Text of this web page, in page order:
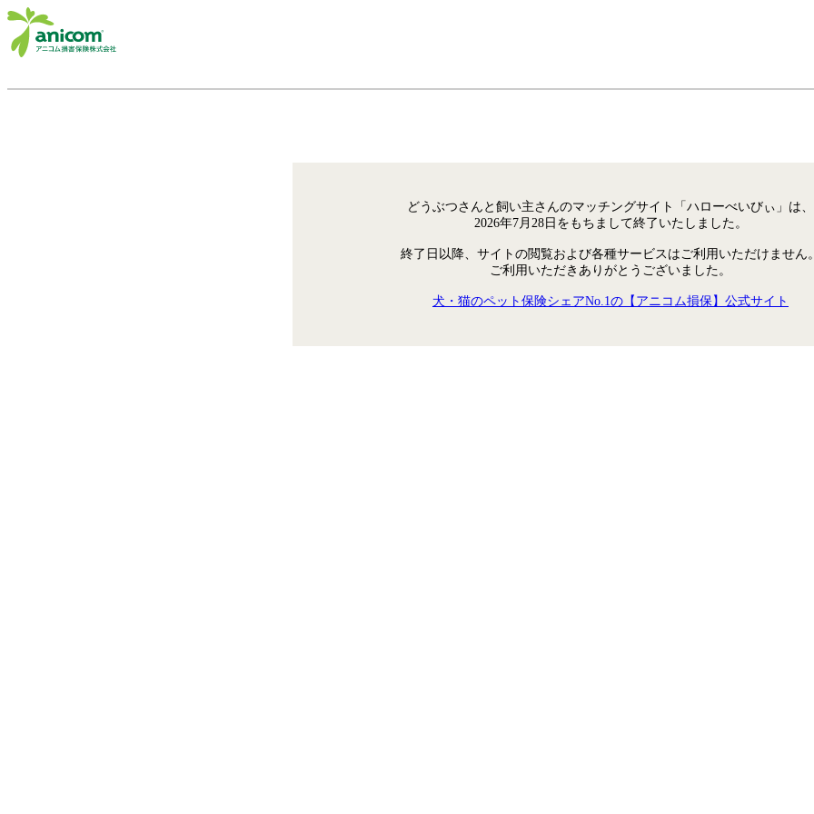
どうぶつさんと飼い主さんのマッチングサイト「ハローべいびぃ」は、
2026年7月28日をもちまして終了いたしました。
終了日以降、サイトの閲覧および各種サービスはご利用いただけません
ご利用いただきありがとうございました。
犬・猫のペット保険シェアNo.1の【アニコム損保】公式サイト